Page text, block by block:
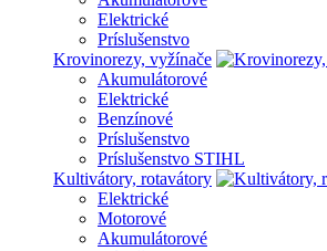
Elektrické
Príslušenstvo
Krovinorezy, vyžínače
Akumulátorové
Elektrické
Benzínové
Príslušenstvo
Príslušenstvo STIHL
Kultivátory, rotavátory
Elektrické
Motorové
Akumulátorové